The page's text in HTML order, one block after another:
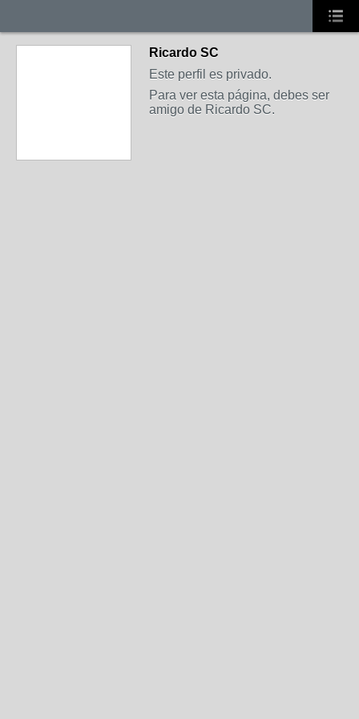
Ricardo SC
Este perfil es privado.
Para ver esta página, debes ser
amigo de Ricardo SC.